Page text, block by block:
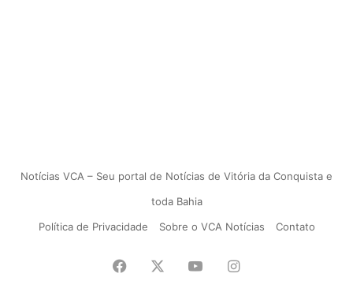
Notícias VCA – Seu portal de Notícias de Vitória da Conquista e
toda Bahia
Política de Privacidade
Sobre o VCA Notícias Contato
Facebook YouTubeInstagram